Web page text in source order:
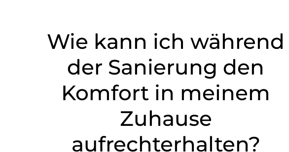
Wie kann ich während
der Sanierung den
Komfort in meinem
Zuhause
aufrechterhalten?